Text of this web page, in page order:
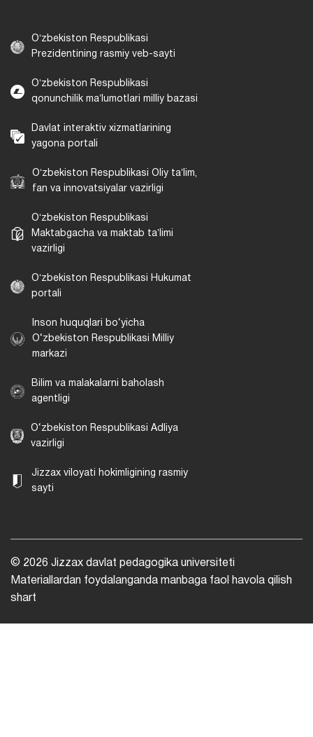
Oʻzbekiston Respublikasi
Prezidentining rasmiy veb-sayti
Oʻzbekiston Respublikasi
qonunchilik maʼlumotlari milliy bazasi
Davlat interaktiv xizmatlarining
yagona portali
Oʻzbekiston Respublikasi Oliy taʼlim,
fan va innovatsiyalar vazirligi
Oʻzbekiston Respublikasi
Maktabgacha va maktab taʼlimi
vazirligi
Oʻzbekiston Respublikasi Hukumat
portali
Inson huquqlari bo‘yicha
O‘zbekiston Respublikasi Milliy
markazi
Bilim va malakalarni baholash
agentligi
O‘zbekiston Respublikasi Adliya
vazirligi
Jizzax viloyati hokimligining rasmiy
sayti
© 2026 Jizzax davlat pedagogika universiteti
Materiallardan foydalanganda manbaga faol havola qilish
shart